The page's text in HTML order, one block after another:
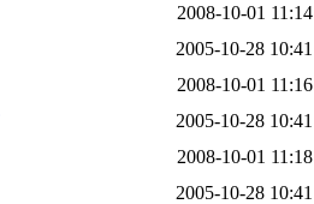
2008-10-01 11:14
2005-10-28 10:41
2008-10-01 11:16
2005-10-28 10:41
2008-10-01 11:18
2005-10-28 10:41